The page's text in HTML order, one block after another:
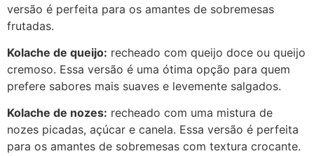
versão é perfeita para os amantes de sobremesas
frutadas.
Kolache de queijo: recheado com queijo doce ou queijo
cremoso. Essa versão é uma ótima opção para quem
prefere sabores mais suaves e levemente salgados.
Kolache de nozes: recheado com uma mistura de
nozes picadas, açúcar e canela. Essa versão é perfeita
para os amantes de sobremesas com textura crocante.